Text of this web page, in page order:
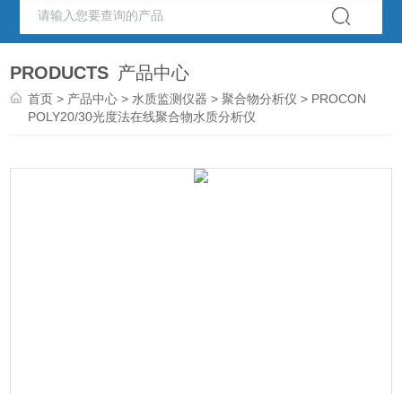
PRODUCTS 产品中心
首页 > 产品中心 > 水质监测仪器 >聚合物分析仪 > PROCON
POLY20/30光度法在线聚合物水质分析仪